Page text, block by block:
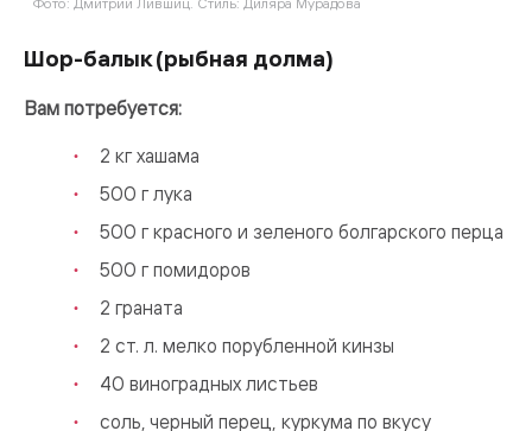
Шор-балык (рыбная долма)
Вам потребуется:
2 кг хашама
500 г лука
500 г красного и зеленого болгарского перца
500 г помидоров
2 граната
2 ст. л. мелко порубленной кинзы
40 виноградных листьев
соль, черный перец, куркума по вкусу